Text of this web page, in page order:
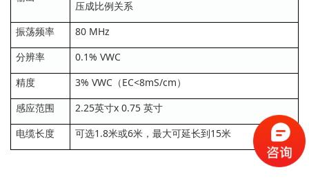
压成比例关系
振荡频率
80 MHz
分辨率
0.1% VWC
精度
3% VWC（EC<8mS/cm）
感应范围
2.25英寸x 0.75 英寸
电缆长度
可选1.8米或6米，最大可延长到15米